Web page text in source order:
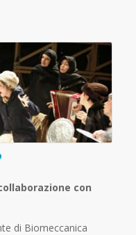
collaborazione con
di Biomeccanica